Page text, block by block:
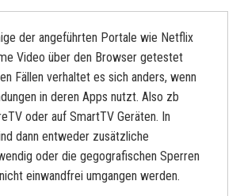
der angeführten Portale wie Netflix
Video über den Browser getestet
Fällen verhaltet es sich anders, wenn
in deren Apps nutzt. Also zb
oder auf SmartTV Geräten. In
dann entweder zusätzliche
oder die gegografischen Sperren
einwandfrei umgangen werden.